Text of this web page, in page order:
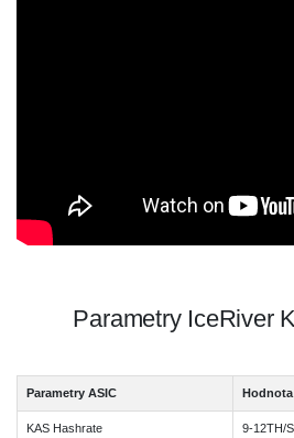
Parametry IceRiver
Parametry ASIC Hodnota
KAS Hashrate 9-12TH/